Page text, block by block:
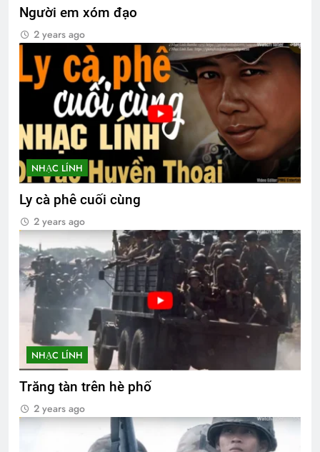
Người em xóm đạo
2 years ago
NHẠC LÍNH
Ly cà phê cuối cùng
2 years ago
NHẠC LÍNH
Trăng tàn trên hè phố
2 years ago